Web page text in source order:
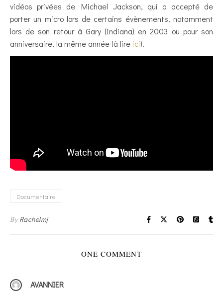
vidéos privées de Michael Jackson, qui a accepté de
porter un micro lors de certains évènements, notamment
lors de son retour à Gary (Indiana) en 2003 ou pour son
anniversaire, la même année (à lire ici).
Documentaire
ByRachelmj
ONE COMMENT
AVANNIER